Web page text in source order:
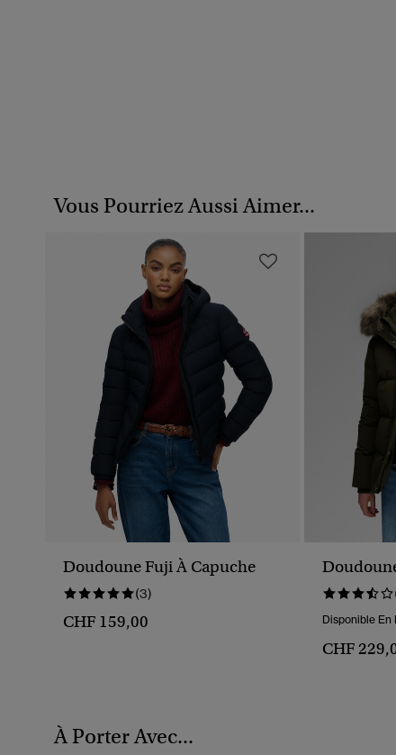
Vous Pourriez Aussi Aimer...
Doudoune Fuji À Capuche
(3)
CHF 159,00 Disponible
CHF
À Porter Avec...